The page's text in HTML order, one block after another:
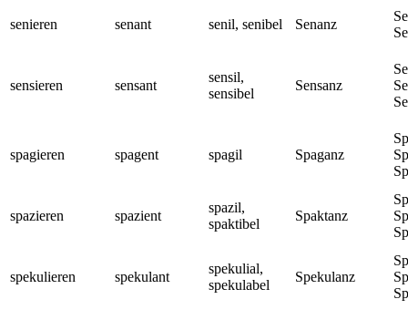
senieren senant senil, senibel Senanz
sensieren sensant
sensil,
sensibel
Sensanz
spagieren spagent spagil Spaganz
spazieren spazient
spazil,
spaktibel
Spaktanz
spekulieren spekulant
spekulial,
spekulabel
Spekulanz